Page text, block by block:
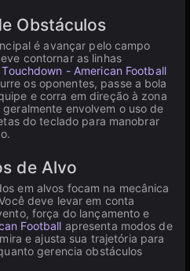
Obstáculos
é avançar pelo campo
contornar as linhas
Touchdown - American Football
os oponentes, passe a bola
e corra em direção à zona
envolvem o uso de
do teclado para manobrar
de Alvo
em alvos focam na mecânica
deve levar em conta
força do lançamento e
Football apresenta modos de
e ajusta sua trajetória para
gerencia obstáculos